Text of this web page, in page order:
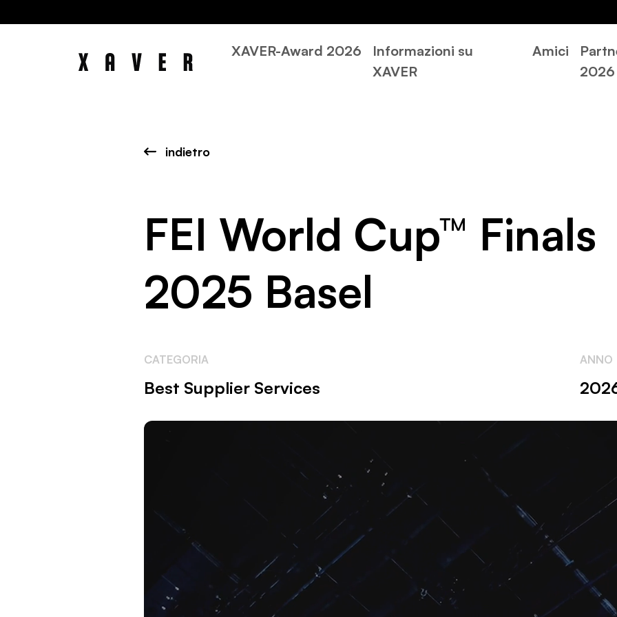
XAVER-Award 2026
Informazioni su
XAVER
Amici
2026
indietro
FEI World Cup™ Finals
2025 Basel
CATEGORIA
Best Supplier Services
ANNO